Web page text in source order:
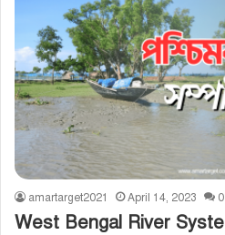
amartarget2021 April 14, 2023 0
West Bengal River